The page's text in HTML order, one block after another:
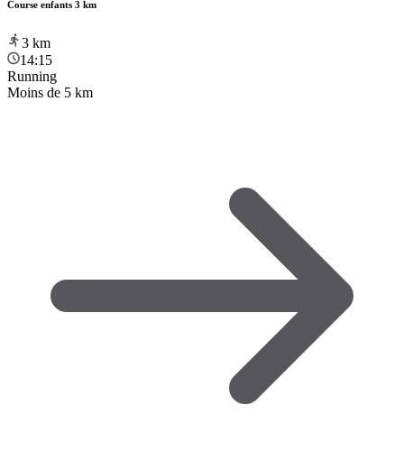
Course enfants 3 km
3 km
14:15
Running
Moins de 5 km